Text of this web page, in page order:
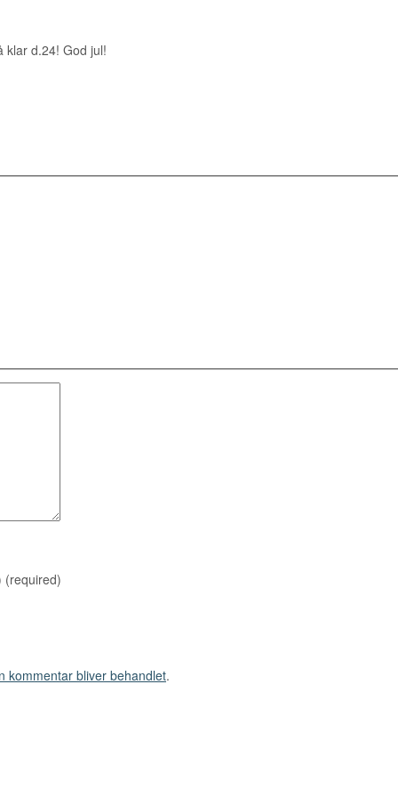
klar d.24! God jul!
(required)
kommentar bliver behandlet.